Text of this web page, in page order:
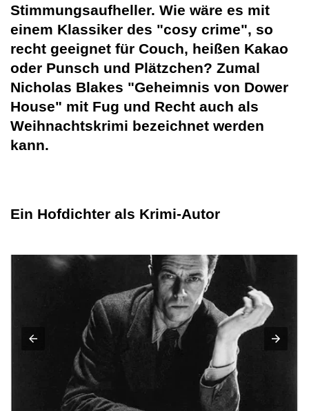
Stimmungsaufheller. Wie wäre es mit
einem Klassiker des "cosy crime", so
recht geeignet für Couch, heißen Kakao
oder Punsch und Plätzchen? Zumal
Nicholas Blakes "Geheimnis von Dower
House" mit Fug und Recht auch als
Weihnachtskrimi bezeichnet werden
kann.
Ein Hofdichter als Krimi-Autor